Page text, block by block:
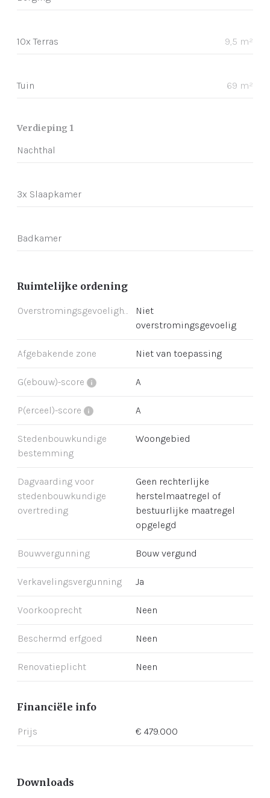
10x Terras 9,5 m²
Tuin 69 m²
Verdieping 1
Nachthal
3x Slaapkamer
Badkamer
Ruimtelijke ordening
Niet
overstromingsgevoelig
Afgebakende zone Niet van toepassing
G(ebouw)-score A
P(erceel)-score A
Stedenbouwkundige
bestemming
Woongebied
Dagvaarding voor
stedenbouwkundige
overtreding
Geen rechterlijke
herstelmaatregel of
bestuurlijke maatregel
opgelegd
Bouwvergunning Bouw vergund
Verkavelingsvergunning Ja
Voorkooprecht Neen
Beschermd erfgoed Neen
Renovatieplicht Neen
Financiële info
Prijs € 479.000
Downloads